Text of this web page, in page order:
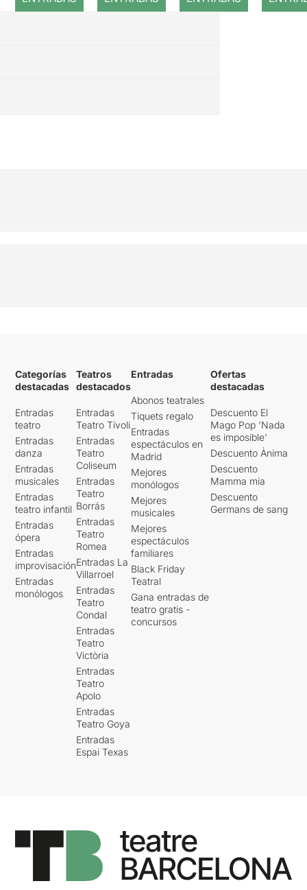
Categorías
destacadas
Entradas
teatro
Entradas
danza
Entradas
musicales
Entradas
teatro infantil
Entradas
ópera
Entradas
improvisación
Entradas
monólogos
Teatros
destacados
Entradas
Teatro Tívoli
Entradas
Teatro
Coliseum
Entradas
Teatro
Borrás
Entradas
Teatro
Romea
Entradas La
Villarroel
Entradas
Teatro
Condal
Entradas
Teatro
Victòria
Entradas
Teatro
Apolo
Entradas
Teatro Goya
Entradas
Espai Texas
Entradas
Abonos teatrales
Tiquets regalo
Entradas
espectáculos en
Madrid
Mejores
monólogos
Mejores
musicales
Mejores
espectáculos
familiares
Black Friday
Teatral
Gana entradas de
teatro gratis -
concursos
Ofertas
destacadas
Descuento El
Mago Pop 'Nada
es imposible'
Descuento Ànima
Descuento
Mamma mia
Descuento
Germans de sang